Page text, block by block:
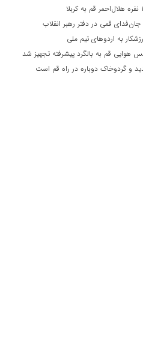
جان‌فدای قمی در دفتر رهبر انقلاب
هوایی قم به بالگرد پیشرفته تجهیز شد
و گردوخاک دوباره در راه قم است